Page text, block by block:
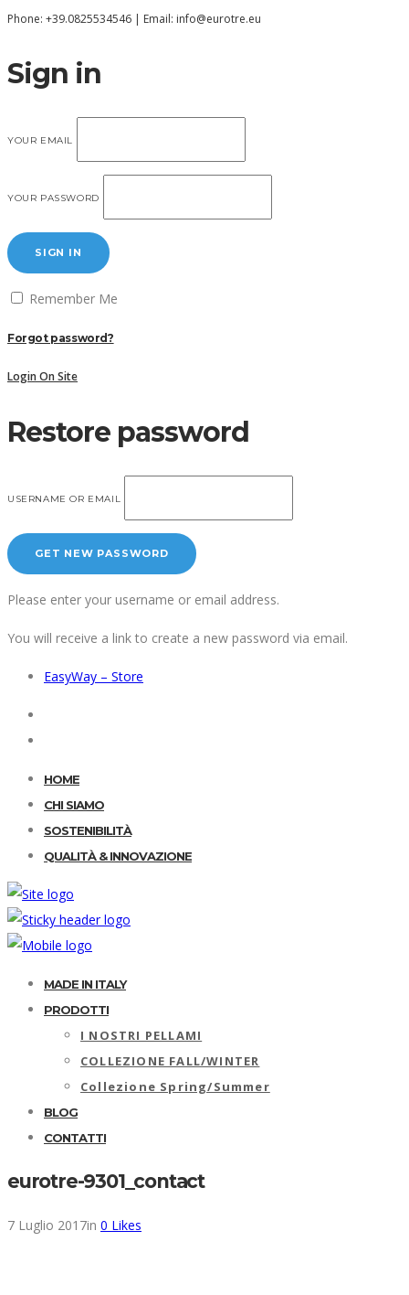
Phone: +39.0825534546 | Email: info@eurotre.eu
Sign in
YOUR EMAIL
YOUR PASSWORD
SIGN IN
Remember Me
Forgot password?
Login On Site
Restore password
USERNAME OR EMAIL
Please enter your username or email address.
You will receive a link to create a new password via email.
EasyWay – Store
HOME
CHI SIAMO
SOSTENIBILITÀ
QUALITÀ & INNOVAZIONE
MADE IN ITALY
PRODOTTI
I NOSTRI PELLAMI
COLLEZIONE FALL/WINTER
Collezione Spring/Summer
BLOG
CONTATTI
eurotre-9301_contact
7 Luglio 2017in 0 Likes